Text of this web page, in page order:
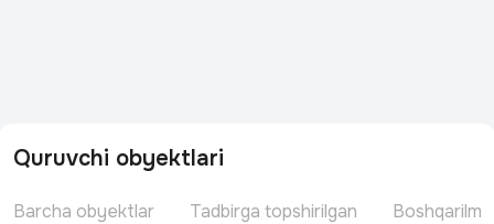
Quruvchi obyektlari
Barcha obyektlar Tadbirga topshirilgan